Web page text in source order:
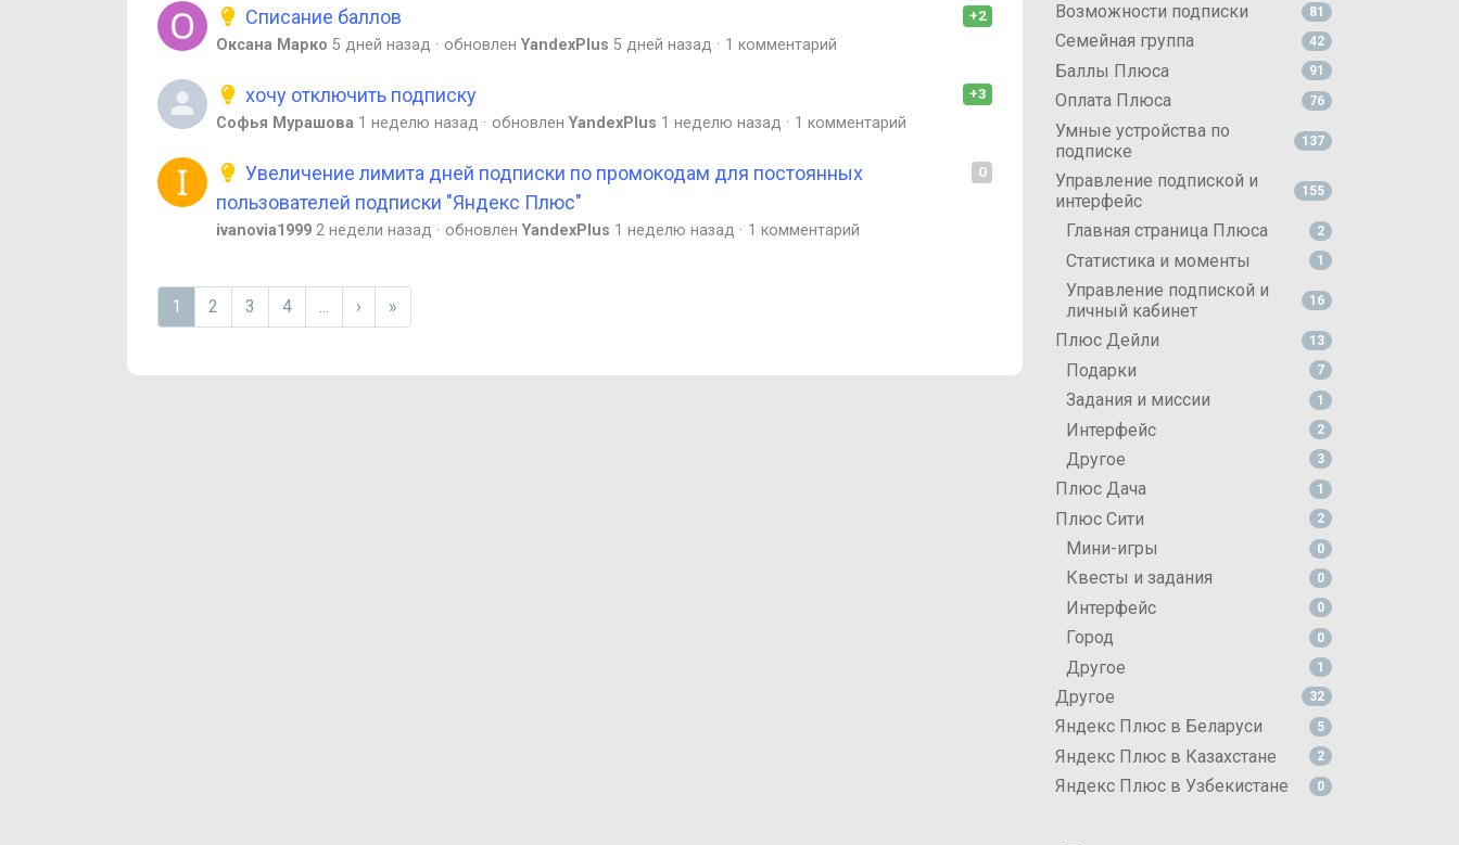
+2
Списание баллов
Оксана Марко 5 дней назад обновлен YandexPlus 5 дней назад 1 комментарий
+3
хочу отключить подписку
Софья Мурашова 1 неделю назад обновлен YandexPlus 1 неделю назад 1 комментарий
0
Увеличение лимита дней подписки по промокодам для постоянных
пользователей подписки "Яндекс Плюс"
ivanovia1999 2 недели назад обновлен YandexPlus 1 неделю назад 1 комментарий
1 2 3 4 ... › »
Возможности подписки 81
Семейная группа 42
Баллы Плюса 91
Оплата Плюса 76
Умные устройства по
подписке
137
Управление подпиской и
интерфейс
155
Главная страница Плюса 2
Статистика и моменты 1
Управление подпиской и
личный кабинет
16
Плюс Дейли 13
Подарки 7
Задания и миссии 1
Интерфейс 2
Другое 3
Плюс Дача 1
Плюс Сити 2
Мини-игры 0
Квесты и задания 0
Интерфейс 0
Город 0
Другое 1
Другое 32
Яндекс Плюс в Беларуси 5
Яндекс Плюс в Казахстане 2
Яндекс Плюс в Узбекистане 0